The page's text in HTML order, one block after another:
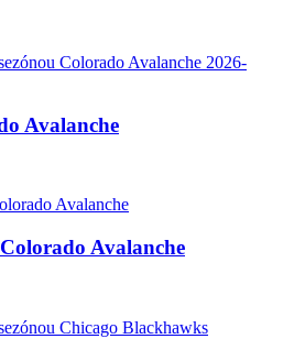
Avalanche
Avalanche